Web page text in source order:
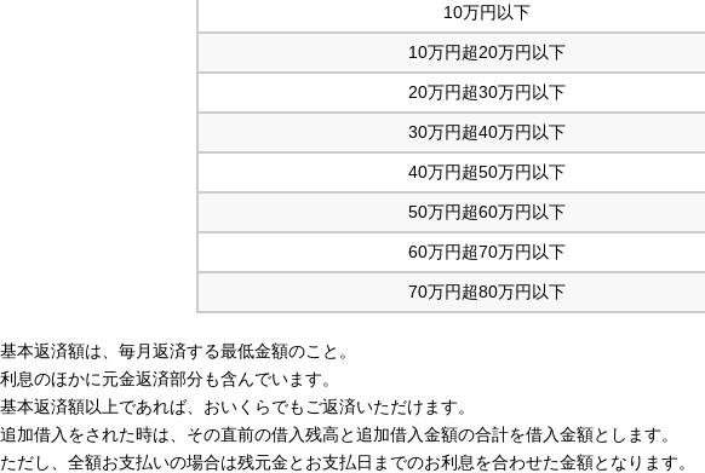
10万円以下
10万円超20万円以下
20万円超30万円以下
30万円超40万円以下
40万円超50万円以下
50万円超60万円以下
60万円超70万円以下
70万円超80万円以下
基本返済額は、毎月返済する最低金額のこと。
利息のほかに元金返済部分も含んでいます。
基本返済額以上であれば、おいくらでもご返済いただけます。
追加借入をされた時は、その直前の借入残高と追加借入金額の合計を借入金額とします。
ただし、全額お支払いの場合は残元金とお支払日までのお利息を合わせた金額となります。